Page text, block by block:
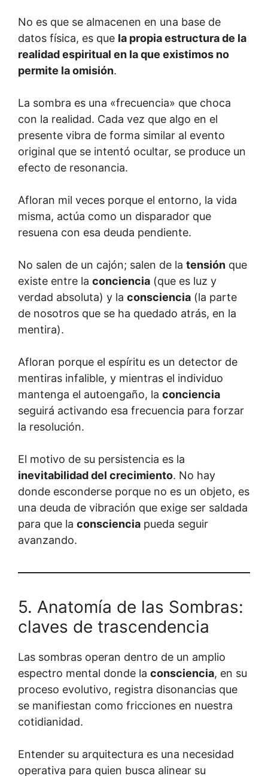
No es que se almacenen en una base de
datos física, es que la propia estructura de la
realidad espiritual en la que existimos no
permite la omisión.
La sombra es una «frecuencia» que choca
con la realidad. Cada vez que algo en el
presente vibra de forma similar al evento
original que se intentó ocultar, se produce un
efecto de resonancia.
Afloran mil veces porque el entorno, la vida
misma, actúa como un disparador que
resuena con esa deuda pendiente.
No salen de un cajón; salen de la tensión que
existe entre la conciencia (que es luz y
verdad absoluta) y la consciencia (la parte
de nosotros que se ha quedado atrás, en la
mentira).
Afloran porque el espíritu es un detector de
mentiras infalible, y mientras el individuo
mantenga el autoengaño, la conciencia
seguirá activando esa frecuencia para forzar
la resolución.
El motivo de su persistencia es la
inevitabilidad del crecimiento. No hay
donde esconderse porque no es un objeto, es
una deuda de vibración que exige ser saldada
para que la consciencia pueda seguir
avanzando.
5. Anatomía de las Sombras:
claves de trascendencia
Las sombras operan dentro de un amplio
espectro mental donde la consciencia, en su
proceso evolutivo, registra disonancias que
se manifiestan como fricciones en nuestra
cotidianidad.
Entender su arquitectura es una necesidad
operativa para quien busca alinear su